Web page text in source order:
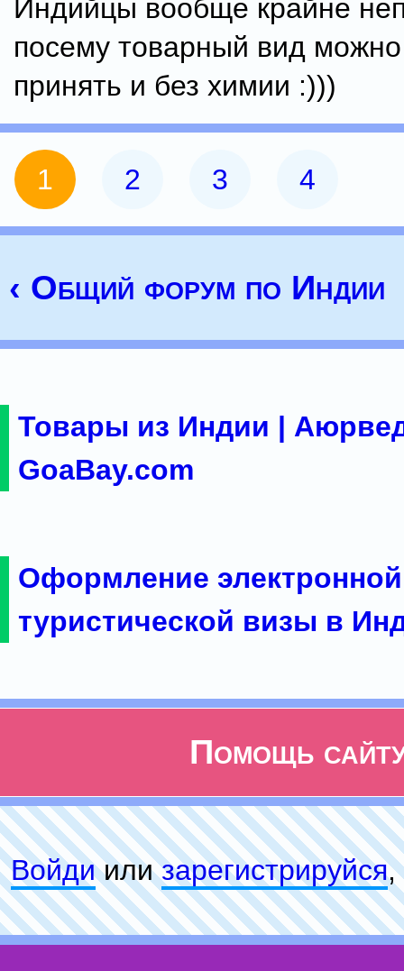
Индийцы вообще крайне
посему товарный вид можно
принять и без химии :)))
1 2 3 4
‹ Общий форум по Индии
Товары из Индии |
GoaBay.com
Оформление электронной
туристической визы в
Помощь
Войдиилизарeгиcтpируйся,